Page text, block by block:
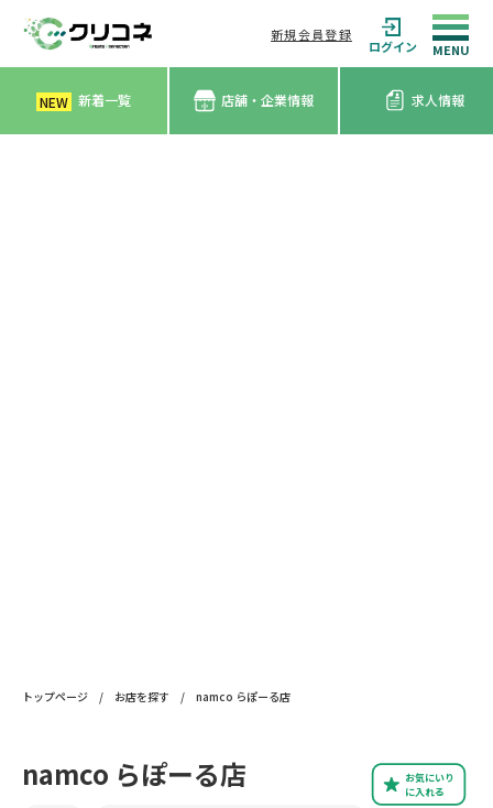
新規会員登録
ログイン
NEW 新着一覧 店舗・企業情報 求人情報
トップページ / お店を探す / namco らぽーる店
お気にいり
に入れる
namco らぽーる店